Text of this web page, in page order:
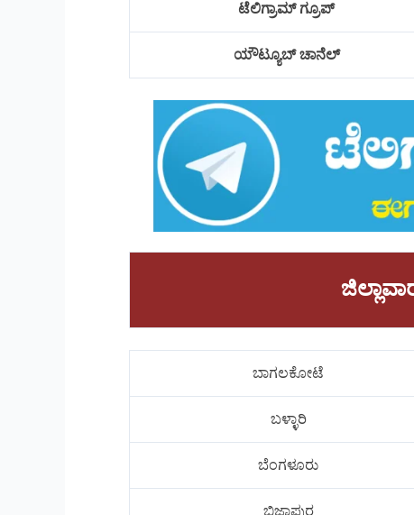
ಟೆಲಿಗ್ರಾಮ್ ಗ್ರೂಪ್
ಯೌಟ್ಯೂಬ್ ಚಾನೆಲ್
ಬಾಗಲಕೋಟೆ
ಬಳ್ಳಾರಿ
ಬೆಂಗಳೂರು
ಬಿಜಾಪುರ